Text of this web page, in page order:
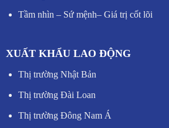
Tầm nhìn – Sứ mệnh–Giá trị cốt lõi
XUẤT KHẨU LAO ĐỘNG
Thị trường Nhật Bản
Thị trường Đài Loan
Thị trường Đông Nam Á